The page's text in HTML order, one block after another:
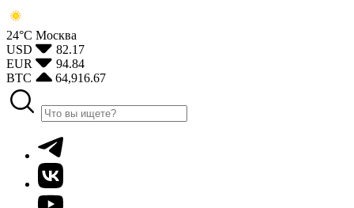
24°С Москва
USD
82.17
EUR
94.84
BTC
64,916.67